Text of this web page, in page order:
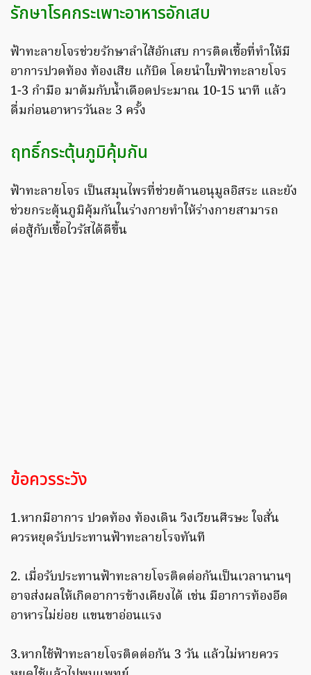
รักษาโรคกระเพาะอาหารอักเสบ
ฟ้าทะลายโจรช่วยรักษาลำไส้อักเสบ การติดเชื้อที่ทำให้มี
อาการปวดท้อง ท้องเสีย แก้บิด โดยนำใบฟ้าทะลายโจร
1-3 กำมือ มาต้มกับน้ำเดือดประมาณ 10-15 นาที แล้ว
ดื่มก่อนอาหารวันละ 3 ครั้ง
ฤทธิ์กระตุ้นภูมิคุ้มกัน
ฟ้าทะลายโจร เป็นสมุนไพรที่ช่วยต้านอนุมูลอิสระ และยัง
ช่วยกระตุ้นภูมิคุ้มกันในร่างกายทำให้ร่างกายสามารถ
ต่อสู้กับเชื้อไวรัสได้ดีขึ้น
ข้อควรระวัง
1.หากมีอาการ ปวดท้อง ท้องเดิน วิงเวียนศีรษะ ใจสั่น
ควรหยุดรับประทานฟ้าทะลายโรจทันที
2. เมื่อรับประทานฟ้าทะลายโจรติดต่อกันเป็นเวลานานๆ
อาจส่งผลให้เกิดอาการข้างเคียงได้ เช่น มีอาการท้องอืด
อาหารไม่ย่อย แขนขาอ่อนแรง
3.หากใช้ฟ้าทะลายโจรติดต่อกัน 3 วัน แล้วไม่หายควร